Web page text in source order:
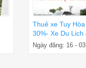
Thuê xe Tuy
30%- Xe Du
Ngày đăng: 16 -